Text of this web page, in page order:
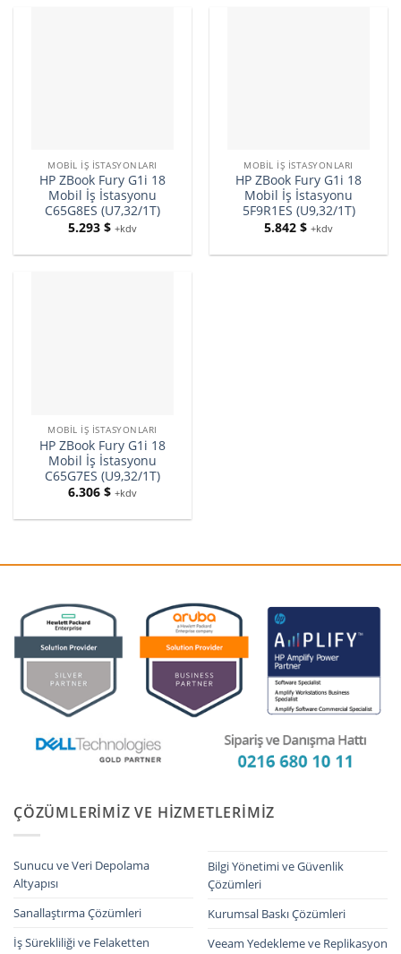
MOBIL İŞ İSTASYONLARI
HP ZBook Fury G1i 18
Mobil İş İstasyonu
C65G8ES (U7,32/1T)
5.293 $ +kdv
MOBIL İŞ İSTASYONLARI
HP ZBook Fury G1i 18
Mobil İş İstasyonu
5F9R1ES (U9,32/1T)
5.842 $ +kdv
MOBIL İŞ İSTASYONLARI
HP ZBook Fury G1i 18
Mobil İş İstasyonu
C65G7ES (U9,32/1T)
6.306 $ +kdv
ÇÖZÜMLERIMIZ VE HIZMETLERIMIZ
Sunucu ve Veri Depolama
Altyapısı
Sanallaştırma Çözümleri
İş Sürekliliği ve Felaketten
Bilgi Yönetimi ve Güvenlik
Çözümleri
Kurumsal Baskı Çözümleri
Veeam Yedekleme ve Replikasyon